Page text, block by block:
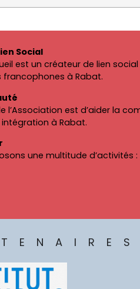
Social
est un créateur de lien
francophones à Rabat.
l’Association est d’aider la
intégration à Rabat.
une multitude d’activités